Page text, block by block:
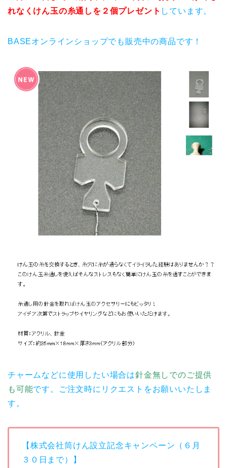
れなくけん玉の糸通しを２個プレゼント しています。
BASEオンラインショップでも販売中の商品です！
チャームなどに使用したい場合は針金無しでのご提供
も可能です。ご注文時にリクエストをお願いいたしま
す。
【株式会社筒けん設立記念キャンペーン（６月
３０日まで）】